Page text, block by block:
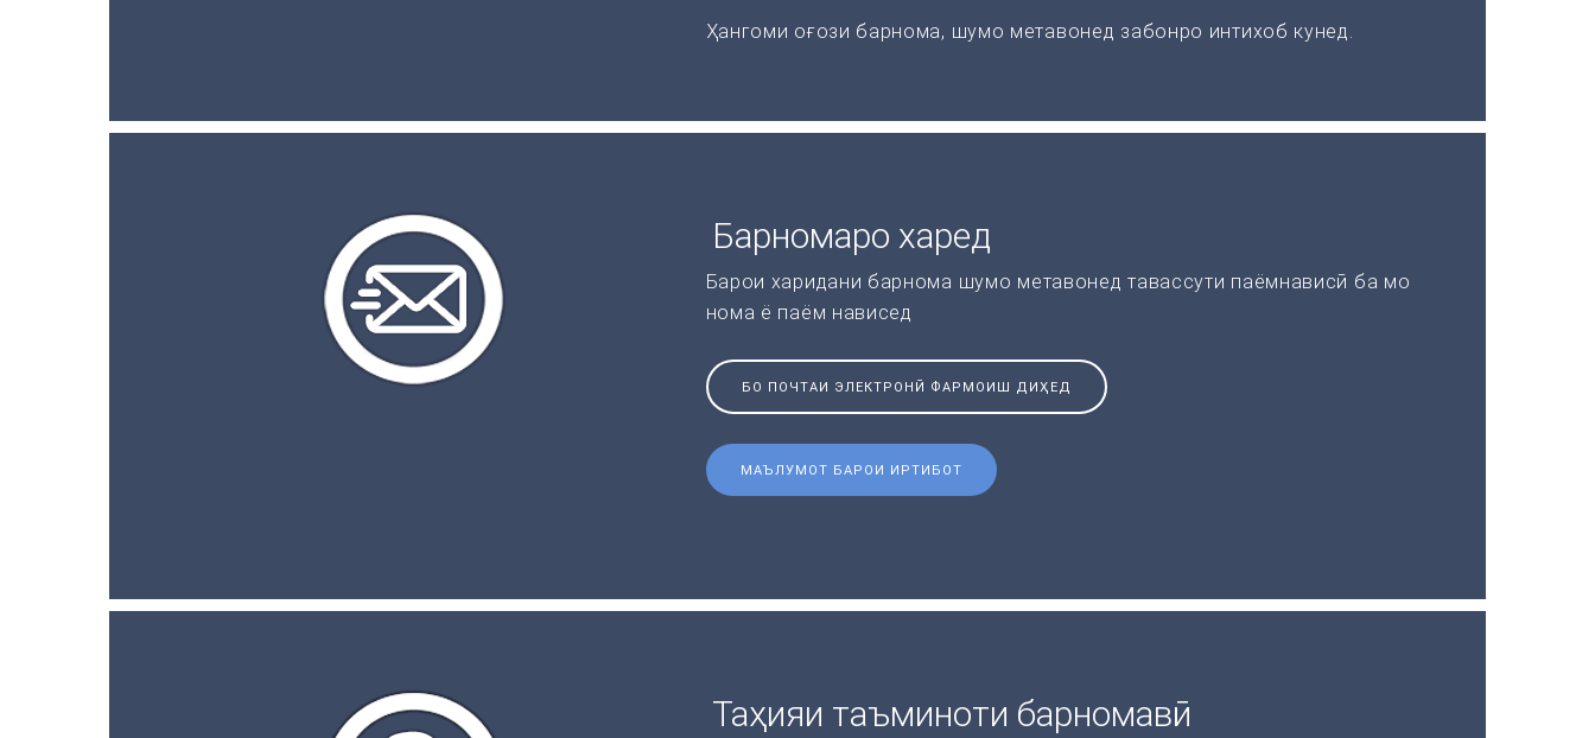
Ҳангоми оғози барнома, шумо метавонед забонро интихоб кунед.
Барномаро харед
Барои харидани барнома шумо метавонед тавассути паёмнависӣ ба мо
нома ё паём нависед
БО ПОЧТАИ ЭЛЕКТРОНӢ ФАРМОИШ ДИҲЕД
МАЪЛУМОТ БАРОИ ИРТИБОТ
Таҳияи таъминоти барномавӣ